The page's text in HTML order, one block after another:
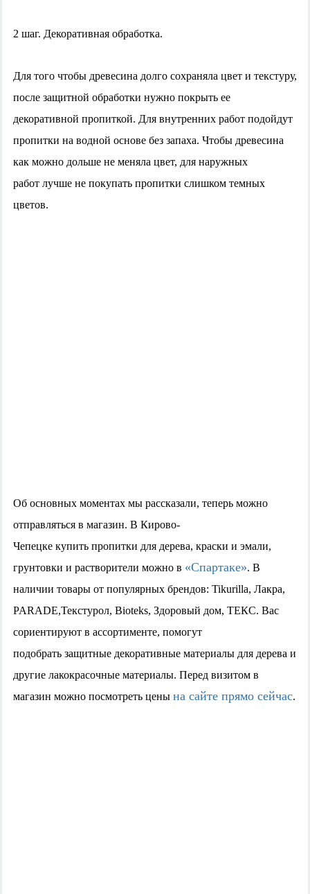
2 шаг. Декоративная обработка.
Для того чтобы древесина долго сохраняла цвет и текстуру,
после защитной обработки нужно покрыть ее
декоративной пропиткой. Для внутренних работ подойдут
пропитки на водной основе без запаха. Чтобы древесина
как можно дольше не меняла цвет, для наружных
работ лучше не покупать пропитки слишком темных
цветов.
Об основных моментах мы рассказали, теперь можно
отправляться в магазин. В Кирово-
Чепецке купить пропитки для дерева, краски и эмали,
грунтовки и растворители можно в «Спартаке». В
наличии товары от популярных брендов: Tikurilla, Лакра,
PARADE,Текстурол, Bioteks, Здоровый дом, ТЕКС. Вас
сориентируют в ассортименте, помогут
подобрать защитные декоративные материалы для дерева и
другие лакокрасочные материалы. Перед визитом в
магазин можно посмотреть цены на сайте прямо сейчас.